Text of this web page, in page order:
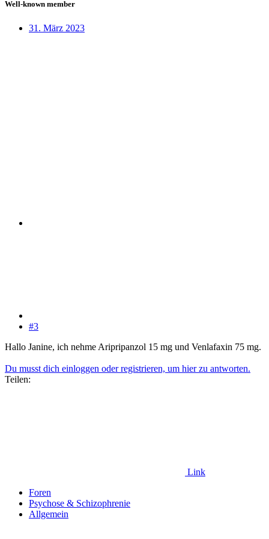
Well-known member
31. März 2023
#3
Hallo Janine, ich nehme Aripripanzol 15 mg und Venlafaxin 75 mg.
Du musst dich einloggen oder registrieren, um hier zu antworten.
Teilen:
Link
Foren
Psychose & Schizophrenie
Allgemein